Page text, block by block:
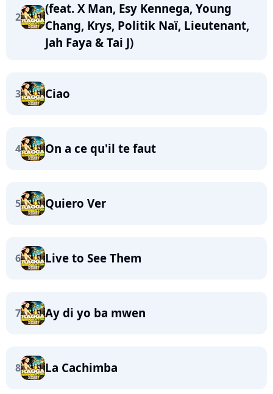
2
(feat. X Man, Esy Kennega, Young
Chang, Krys, Politik Naï, Lieutenant,
Jah Faya & Tai J)
3 Ciao
4 On a ce qu'il te faut
5 Quiero Ver
6 Live to See Them
7 Ay di yo ba mwen
8 La Cachimba